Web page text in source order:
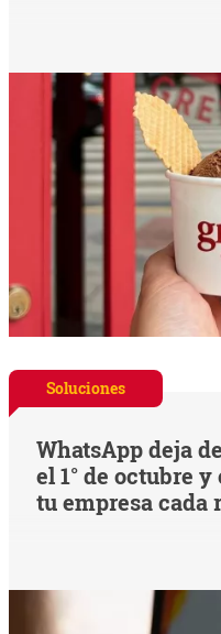
Soluciones
WhatsApp deja
el 1° de octubre
tu empresa cada